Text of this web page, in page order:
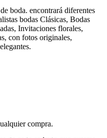
boda. encontrará diferentes
bodas Clásicas, Bodas
Invitaciones florales,
con fotos originales,
compra.